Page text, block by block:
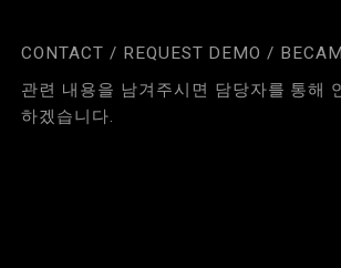
CONTACT / REQUEST DEMO /
관련 내용을 남겨주시면 담당자를 통해
하겠습니다.